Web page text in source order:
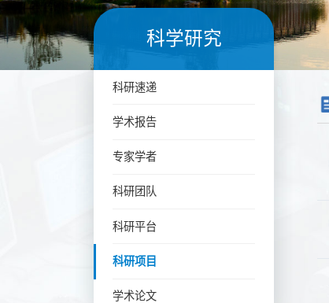
科学研究
科研速递
学术报告
专家学者
科研团队
科研平台
科研项目
学术论文